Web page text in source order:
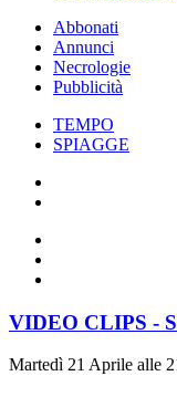
Abbonati
Annunci
Necrologie
Pubblicità
TEMPO
SPIAGGE
VIDEO CLIPS -
Martedì 21 Aprile alle